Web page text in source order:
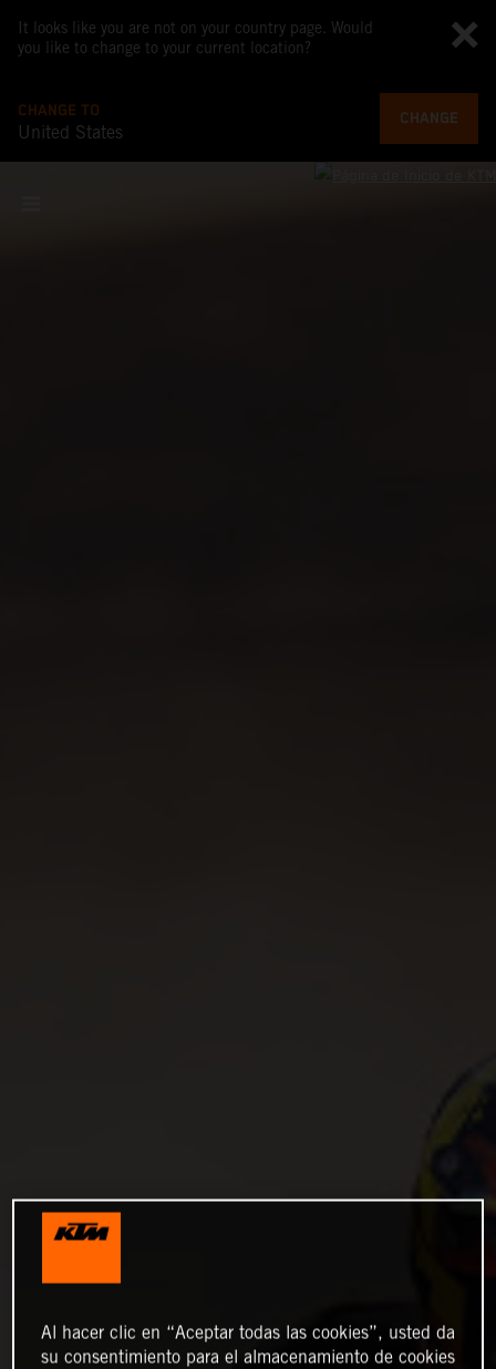
It looks like you are not on your country page. Would
you like to change to your current location?
CHANGE TO
United States
CHANGE
Al hacer clic en “Aceptar todas las cookies”, usted da
su consentimiento para el almacenamiento de cookies